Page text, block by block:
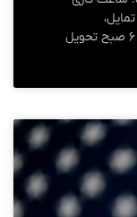
کودکستان‌ها می‌توانند کودک را قبل از ساعت ۶ صبح تحویل